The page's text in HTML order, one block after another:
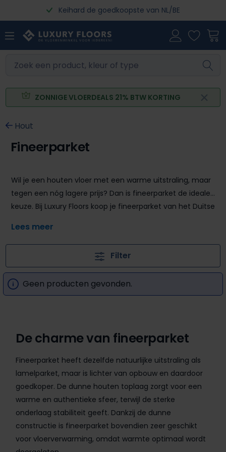
Ga naar de hoofdinhoudKeihard de goedkoopste van NL/BE
ZONNIGE VLOERDEALS 21% BTW KORTING
Hout
Fineerparket
Wil je een houten vloer met een warme uitstraling, maar
tegen een nóg lagere prijs? Dan is fineerparket de ideale
keuze. Bij Luxury Floors koop je fineerparket van het Duitse
visgraatpatroon. Fineerparket combineert de charme
van een houten vloer met de betaalbaarheid van een
slimme, dunne parket met houten toplaag. Zo geniet je
van de look en feel van parket, maar dan tegen een
extra voordelige prijs.
Filter
Geen producten gevonden.
De charme van fineerparket
Fineerparket heeft dezelfde natuurlijke uitstraling als
lamelparket, maar is lichter van opbouw en daardoor
goedkoper. De dunne houten toplaag zorgt voor een
warme en authentieke sfeer, terwijl de sterke
onderlaag stabiliteit geeft. Dankzij de dunne
constructie is fineerparket bovendien zeer geschikt
voor vloerverwarming, omdat warmte optimaal wordt